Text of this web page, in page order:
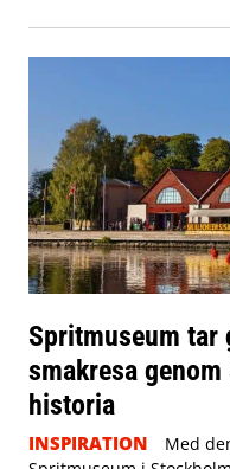
Spritmuseum tar
smakresa
historia
INSPIRATION
Med